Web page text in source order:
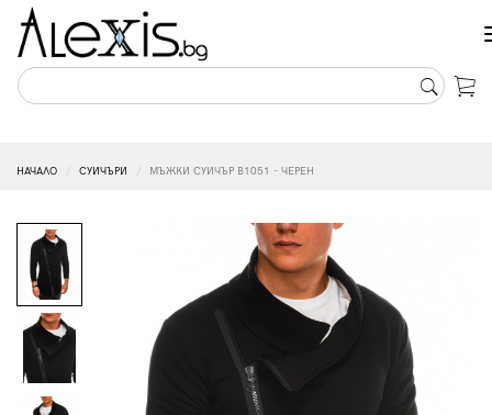
НАЧАЛО СУИЧЪРИ МЪЖКИ СУИЧЪР B1051 - ЧЕРЕН